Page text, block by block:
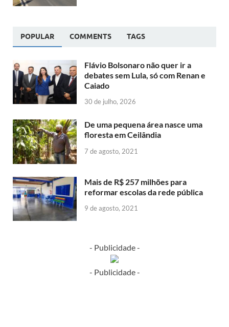
POPULAR COMMENTS TAGS
Flávio Bolsonaro não quer ir a
debates sem Lula, só com Renan e
Caiado
30 de julho, 2026
De uma pequena área nasce uma
floresta em Ceilândia
7 de agosto, 2021
Mais de R$ 257 milhões para
reformar escolas da rede pública
9 de agosto, 2021
- Publicidade -
- Publicidade -